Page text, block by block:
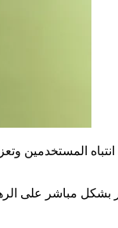
المستخدمين
بشكل مباشر على